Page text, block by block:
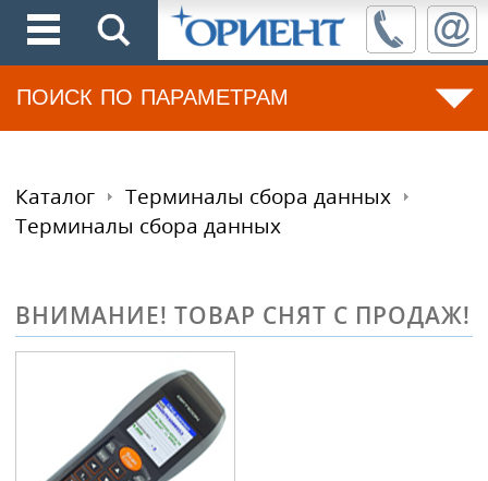
ПОИСК ПО ПАРАМЕТРАМ
Каталог
Терминалы сбора данных
Терминалы сбора данных
ВНИМАНИЕ! ТОВАР СНЯТ С ПРОДАЖ!